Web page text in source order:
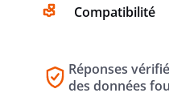
Compatibilité
Réponses
des données